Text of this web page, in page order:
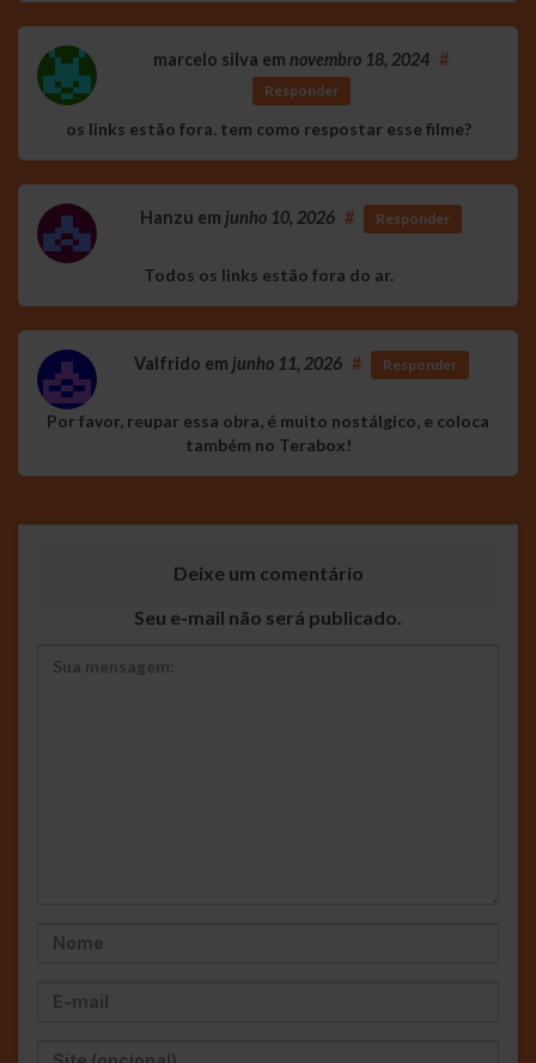
marcelo silva em novembro 18, 2024 #
Responder
os links estão fora. tem como respostar esse filme?
Hanzu em junho 10, 2026 # Responder
Todos os links estão fora do ar.
Valfrido em junho 11, 2026 # Responder
Por favor, reupar essa obra, é muito nostálgico, e coloca
também no Terabox!
Deixe um comentário
Seu e-mail não será publicado.